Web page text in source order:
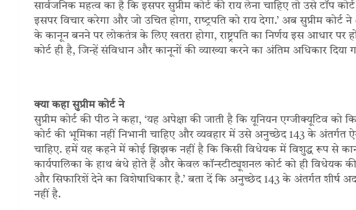
सार्वजनिक महत्व का है कि इसपर सुप्रीम कोर्ट की राय लेना चाहिए तो उसे टॉप
इसपर विचार करेगा और जो उचित होगा, राष्‍ट्रपति को राय देगा.’ अब सुप्रीम
के कानून बनने पर लोकतंत्र के लिए खतरा होगा, राष्ट्रपति का निर्णय इस आधार पर
कोर्ट ही है, जिन्हें संविधान और कानूनों की व्याख्या करने का अंतिम अधिकार दिया
क्‍या कहा सुप्रीम कोर्ट ने
सुप्रीम कोर्ट की पीठ ने कहा, ‘यह अपेक्षा की जाती है कि यूनियन एग्‍जीक्‍यूटिव को
कोर्ट की भूमिका नहीं निभानी चाहिए और व्यवहार में उसे अनुच्छेद 143 के अंतर्गत
चाहिए. हमें यह कहने में कोई झिझक नहीं है कि किसी विधेयक में विशुद्ध रूप से
कार्यपालिका के हाथ बंधे होते हैं और केवल कॉन्‍स्‍टीट्यूशनल कोर्ट को ही विधेयक
और सिफारिशें देने का विशेषाधिकार है.’ बता दें कि अनुच्छेद 143 के अंतर्गत शीर्ष
नहीं है.